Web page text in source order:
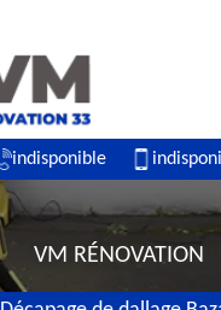
indisponible
VM RÉNOVATION